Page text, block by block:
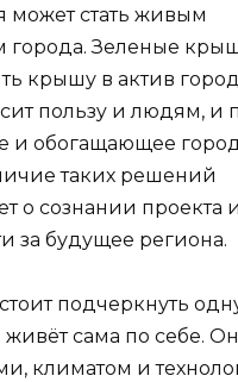
может стать живым
Зеленые
крышу в актив
пользy и людям, и
и обогащающее
таких решений
о сознании проекта и
за будущее региона.
подчеркнуть
живёт сама по себе.
климатом и